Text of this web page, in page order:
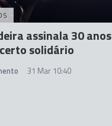
assinala 30 anos
solidário
31 Mar 10:40